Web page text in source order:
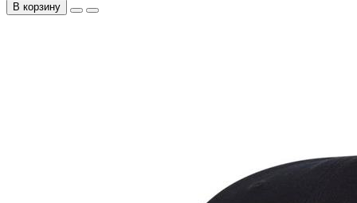
В корзину